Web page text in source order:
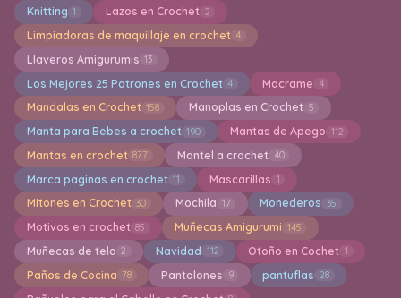
Knitting 1 Lazos en Crochet 2
Limpiadoras de maquillaje en crochet 4
Llaveros Amigurumis 13
Los Mejores 25 Patrones en Crochet 4 Macrame 4
Mandalas en Crochet 158 Manoplas en Crochet 5
Manta para Bebes a crochet 190 Mantas de Apego 112
Mantas en crochet 877 Mantel a crochet 40
Marca paginas en crochet 11 Mascarillas 1
Mitones en Crochet 30 Mochila 17 Monederos 35
Motivos en crochet 85 Muñecas Amigurumi 145
Muñecas de tela 2 Navidad 112 Otoño en Cochet 1
Paños de Cocina 78 Pantalones 9 pantuflas 28